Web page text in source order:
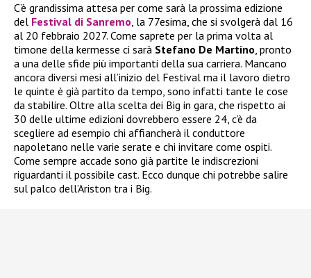
C’è grandissima attesa per come sarà la prossima edizione
del Festival di Sanremo, la 77esima, che si svolgerà dal 16
al 20 febbraio 2027. Come saprete per la prima volta al
timone della kermesse ci sarà Stefano De Martino, pronto
a una delle sfide più importanti della sua carriera. Mancano
ancora diversi mesi all’inizio del Festival ma il lavoro dietro
le quinte è già partito da tempo, sono infatti tante le cose
da stabilire. Oltre alla scelta dei Big in gara, che rispetto ai
30 delle ultime edizioni dovrebbero essere 24, c’è da
scegliere ad esempio chi affiancherà il conduttore
napoletano nelle varie serate e chi invitare come ospiti.
Come sempre accade sono già partite le indiscrezioni
riguardanti il possibile cast. Ecco dunque chi potrebbe salire
sul palco dell’Ariston tra i Big.